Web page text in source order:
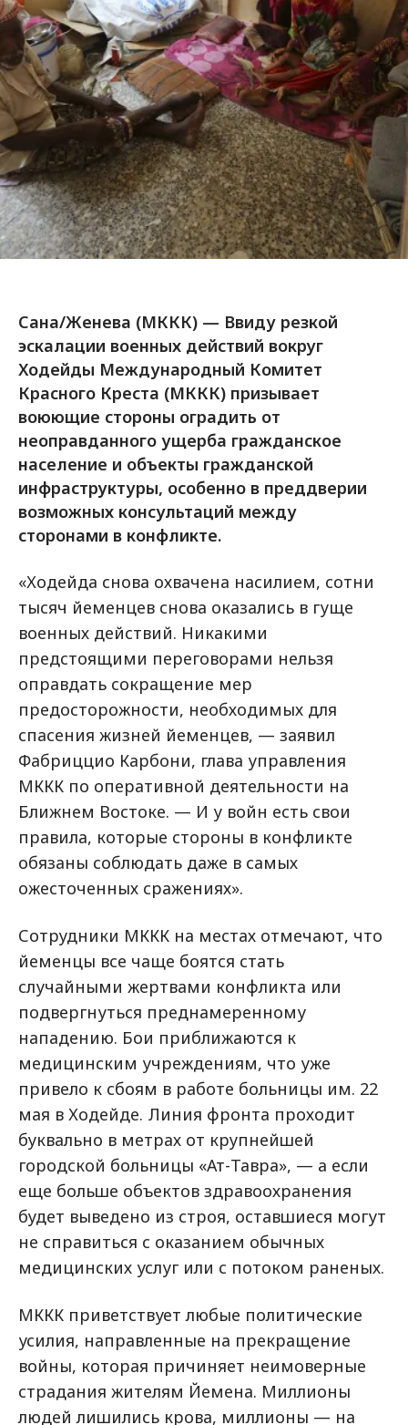
Сана/Женева (МККК) — Ввиду резкой
эскалации военных действий вокруг
Ходейды Международный Комитет
Красного Креста (МККК) призывает
воюющие стороны оградить от
неоправданного ущерба гражданское
население и объекты гражданской
инфраструктуры, особенно в преддверии
возможных консультаций между
сторонами в конфликте.
«Ходейда снова охвачена насилием, сотни
тысяч йеменцев снова оказались в гуще
военных действий. Никакими
предстоящими переговорами нельзя
оправдать сокращение мер
предосторожности, необходимых для
спасения жизней йеменцев, — заявил
Фабриццио Карбони, глава управления
МККК по оперативной деятельности на
Ближнем Востоке. — И у войн есть свои
правила, которые стороны в конфликте
обязаны соблюдать даже в самых
ожесточенных сражениях».
Сотрудники МККК на местах отмечают, что
йеменцы все чаще боятся стать
случайными жертвами конфликта или
подвергнуться преднамеренному
нападению. Бои приближаются к
медицинским учреждениям, что уже
привело к сбоям в работе больницы им. 22
мая в Ходейде. Линия фронта проходит
буквально в метрах от крупнейшей
городской больницы «Ат-Тавра», — а если
еще больше объектов здравоохранения
будет выведено из строя, оставшиеся могут
не справиться с оказанием обычных
медицинских услуг или с потоком раненых.
МККК приветствует любые политические
усилия, направленные на прекращение
войны, которая причиняет неимоверные
страдания жителям Йемена. Миллионы
людей лишились крова, миллионы — на